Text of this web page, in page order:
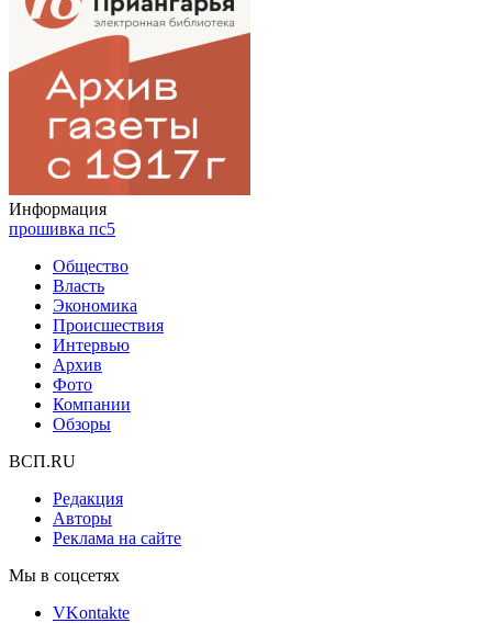
Информация
прошивка пс5
Общество
Власть
Экономика
Происшествия
Интервью
Архив
Фото
Компании
Обзоры
ВСП.RU
Редакция
Авторы
Реклама на сайте
Мы в соцсетях
VKontakte